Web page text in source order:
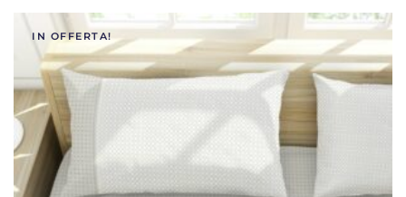
più
varianti.
Le
opzioni
possono
scelte
IN OFFERTA!